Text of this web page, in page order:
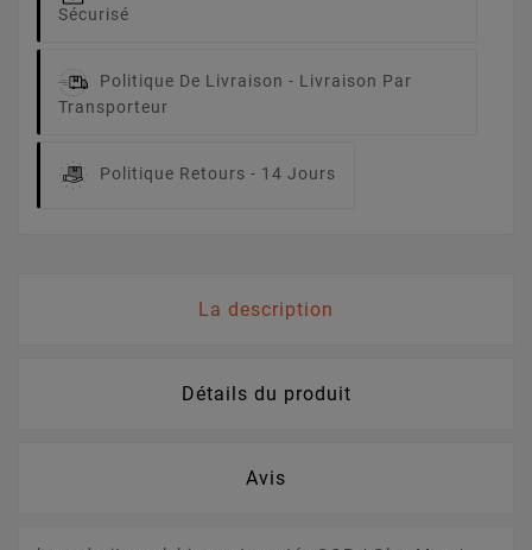
Sécurisé
Politique De Livraison - Livraison Par
Transporteur
Politique Retours - 14 Jours
La description
Détails du produit
Avis